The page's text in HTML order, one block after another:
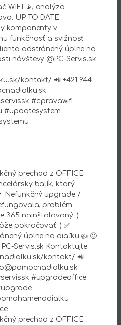
WIFI 📡, analýza
UP TO DATE
komponenty v
funkčnosť a svižnosť
odstránený úplne na
návštevy @PC-Servis.sk
kontakt/ 📲 +421 944
#opravawifi
#updatesystem